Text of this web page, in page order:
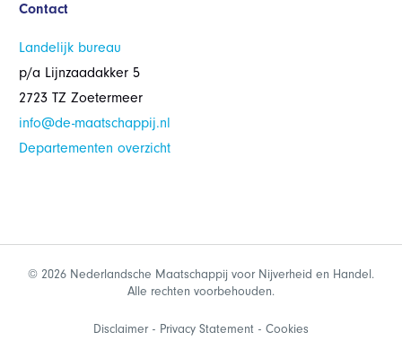
Contact
Landelijk bureau
p/a Lijnzaadakker 5
2723 TZ Zoetermeer
info@de-maatschappij.nl
Departementen overzicht
© 2026 Nederlandsche Maatschappij voor Nijverheid en Handel.
Alle rechten voorbehouden.
Disclaimer Privacy Statement Cookies